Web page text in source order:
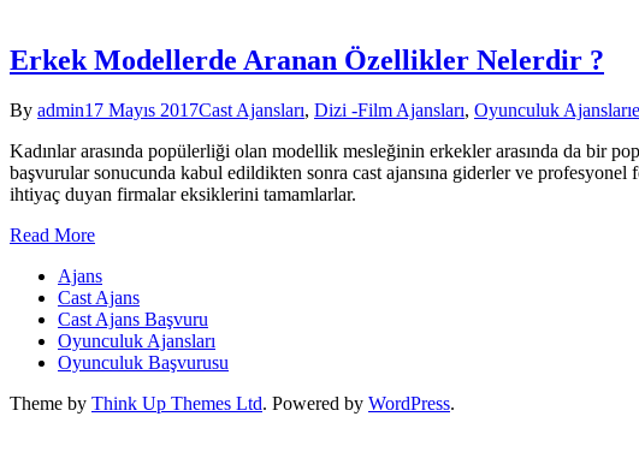
Erkek Modellerde Aranan Özellikler Nelerdir ?
By admin17 Mayıs 2017Cast Ajansları, Dizi -Film Ajansları, Oyunculuk Ajansları
Kadınlar arasında popülerliği olan modellik mesleğinin erkekler arasında da bir
başvurular sonucunda kabul edildikten sonra cast ajansına giderler ve
ihtiyaç duyan firmalar eksiklerini tamamlarlar.
Read More
Ajans
Cast Ajans
Cast Ajans Başvuru
Oyunculuk Ajansları
Oyunculuk Başvurusu
Theme by Think Up Themes Ltd. Powered by WordPress.